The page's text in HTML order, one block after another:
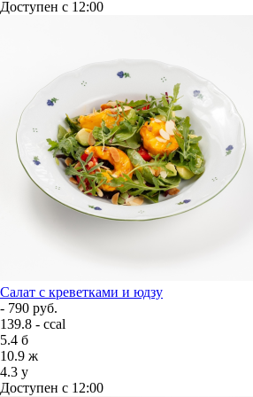
Доступен с 12:00
Салат с креветками и юдзу
- 790 руб.
139.8 - ccal
5.4 б
10.9 ж
4.3 у
Доступен с 12:00